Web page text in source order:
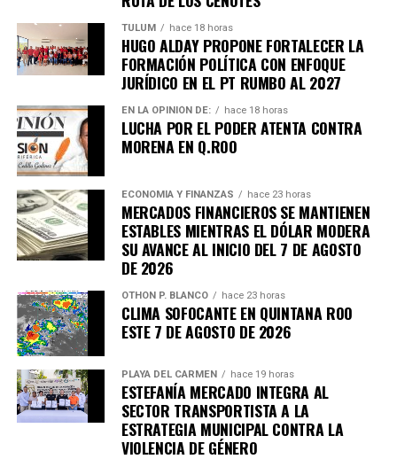
TULUM hace 18 horas
HUGO ALDAY PROPONE FORTALECER LA
FORMACIÓN POLÍTICA CON ENFOQUE
JURÍDICO EN EL PT RUMBO AL 2027
EN LA OPINIÓN DE: hace 18 horas
LUCHA POR EL PODER ATENTA CONTRA
MORENA EN Q.ROO
ECONOMÍA Y FINANZAS hace 23 horas
MERCADOS FINANCIEROS SE MANTIENEN
ESTABLES MIENTRAS EL DÓLAR MODERA
SU AVANCE AL INICIO DEL 7 DE AGOSTO
DE 2026
OTHON P. BLANCO hace 23 horas
CLIMA SOFOCANTE EN QUINTANA ROO
ESTE 7 DE AGOSTO DE 2026
PLAYA DEL CARMEN hace 19 horas
ESTEFANÍA MERCADO INTEGRA AL
SECTOR TRANSPORTISTA A LA
ESTRATEGIA MUNICIPAL CONTRA LA
VIOLENCIA DE GÉNERO